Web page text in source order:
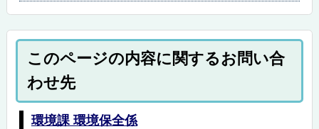
このページの内容に関するお問い合
わせ先
環境課 環境保全係